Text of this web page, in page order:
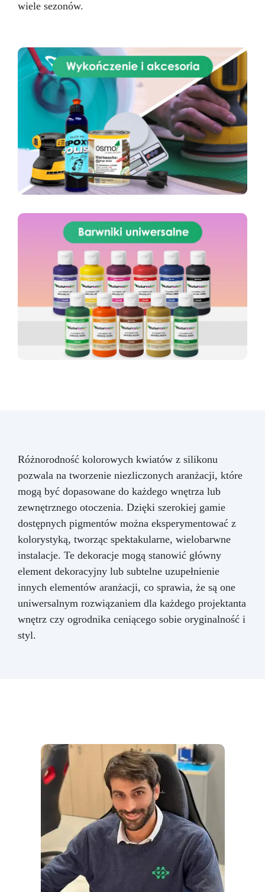
wiele sezonów.
Różnorodność kolorowych kwiatów z silikonu
pozwala na tworzenie niezliczonych aranżacji, które
mogą być dopasowane do każdego wnętrza lub
zewnętrznego otoczenia. Dzięki szerokiej gamie
dostępnych pigmentów można eksperymentować z
kolorystyką, tworząc spektakularne, wielobarwne
instalacje. Te dekoracje mogą stanowić główny
element dekoracyjny lub subtelne uzupełnienie
innych elementów aranżacji, co sprawia, że są one
uniwersalnym rozwiązaniem dla każdego projektanta
wnętrz czy ogrodnika ceniącego sobie oryginalność i
styl.